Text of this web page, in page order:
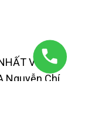
VIỆT
Nguyễn Chí